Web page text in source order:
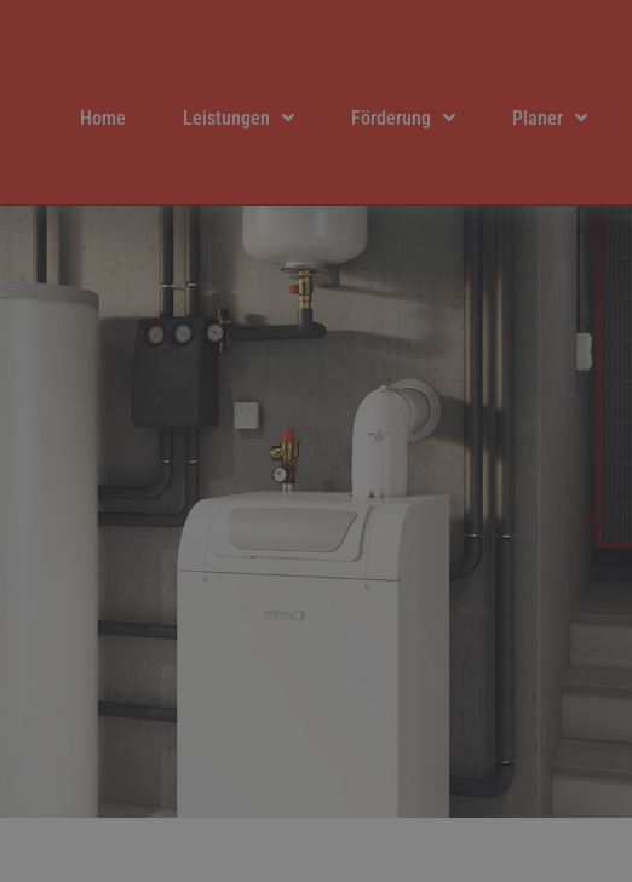
Home Leistungen Förderung Planer